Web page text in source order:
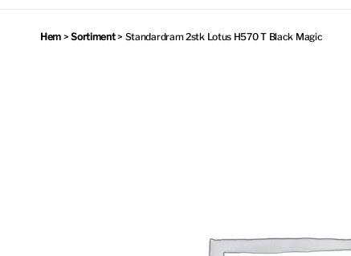
Hem >Sortiment> Standardram 2stk Lotus H570 T Black Magic